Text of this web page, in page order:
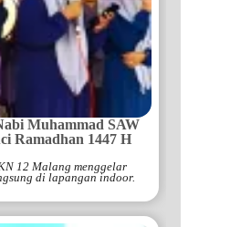
Muhammad SAW
Ramadhan 1447 H
12 Malang menggelar
di lapangan indoor.